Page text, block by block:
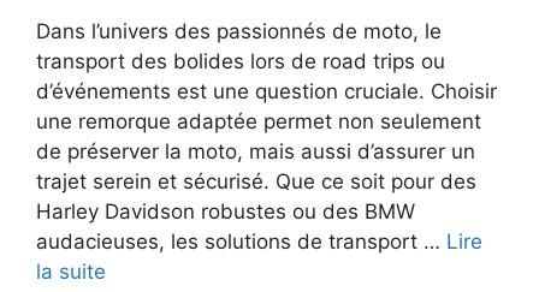
Dans l’univers des passionnés de moto, le
transport des bolides lors de road trips ou
d’événements est une question cruciale. Choisir
une remorque adaptée permet non seulement
de préserver la moto, mais aussi d’assurer un
trajet serein et sécurisé. Que ce soit pour des
Harley Davidson robustes ou des BMW
audacieuses, les solutions de transport … Lire
la suite